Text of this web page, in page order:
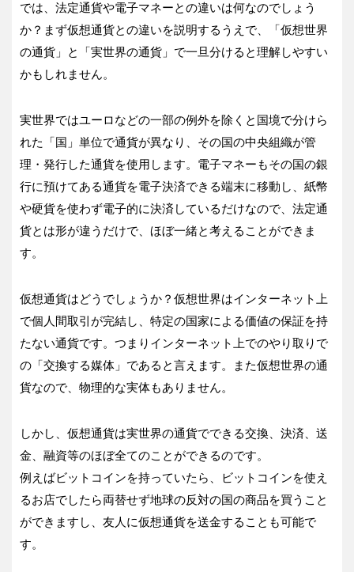
では、法定通貨や電子マネーとの違いは何なのでしょう
か？まず仮想通貨との違いを説明するうえで、「仮想世界
の通貨」と「実世界の通貨」で一旦分けると理解しやすい
かもしれません。
実世界ではユーロなどの一部の例外を除くと国境で分けら
れた「国」単位で通貨が異なり、その国の中央組織が管
理・発行した通貨を使用します。電子マネーもその国の銀
行に預けてある通貨を電子決済できる端末に移動し、紙幣
や硬貨を使わず電子的に決済しているだけなので、法定通
貨とは形が違うだけで、ほぼ一緒と考えることができま
す。
仮想通貨はどうでしょうか？仮想世界はインターネット上
で個人間取引が完結し、特定の国家による価値の保証を持
たない通貨です。つまりインターネット上でのやり取りで
の「交換する媒体」であると言えます。また仮想世界の通
貨なので、物理的な実体もありません。
しかし、仮想通貨は実世界の通貨でできる交換、決済、送
金、融資等のほぼ全てのことができるのです。
例えばビットコインを持っていたら、ビットコインを使え
るお店でしたら両替せず地球の反対の国の商品を買うこと
ができますし、友人に仮想通貨を送金することも可能で
す。